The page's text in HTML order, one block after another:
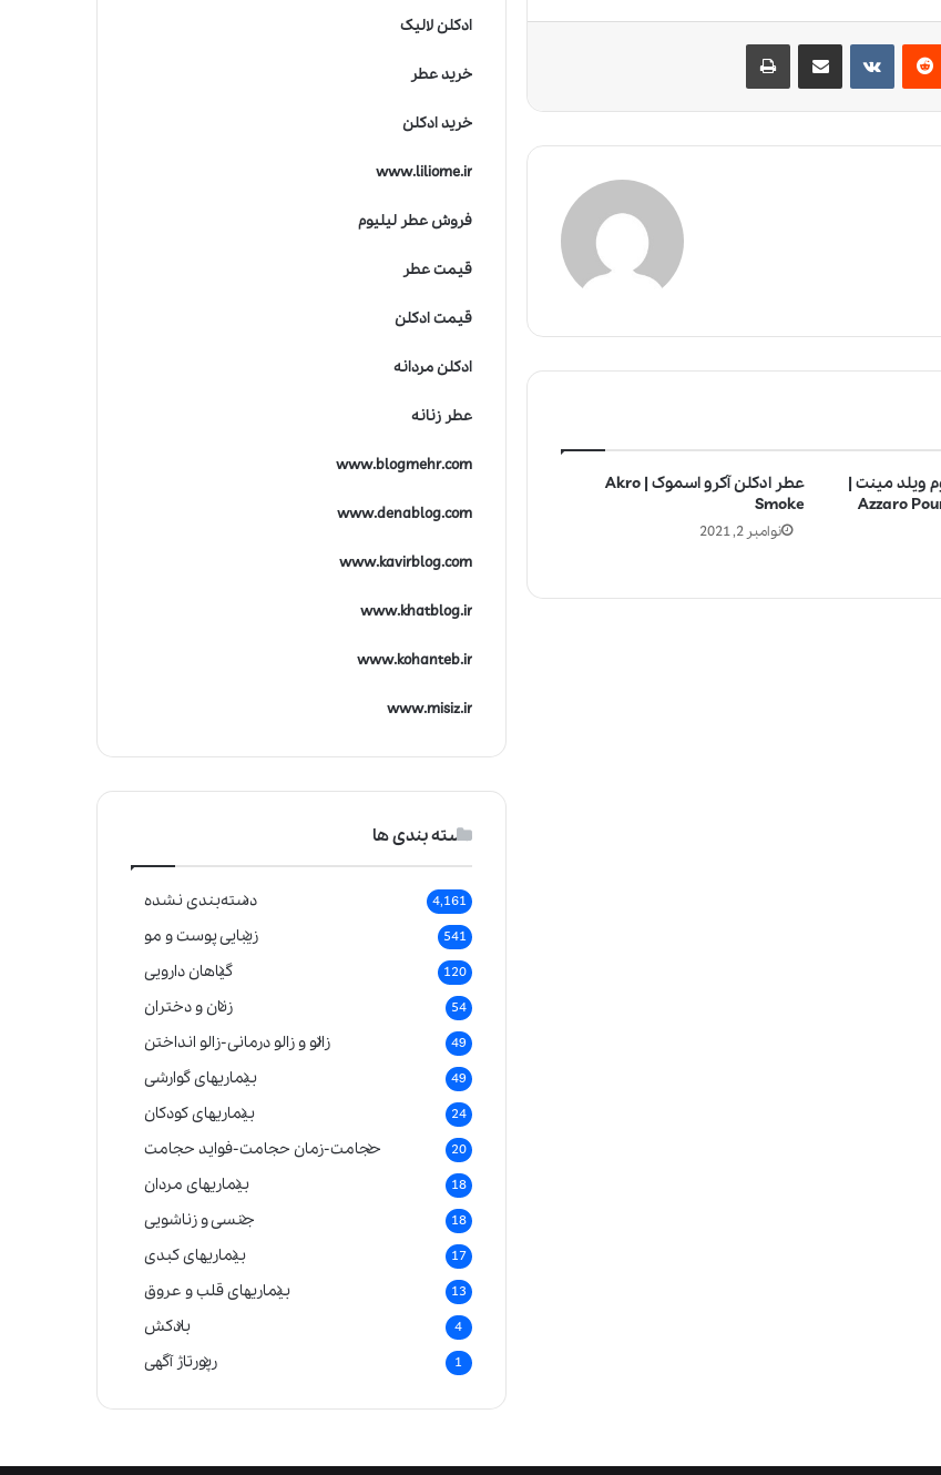
‫VKontakteاشتراک گذاری از طریق ایمیل چاپ
عطر ادکلن آکرو اسموک | Akro
Smoke
نوامبر 2, 2021
ویلد مینت |
Azzaro
ادکلن لالیک
خرید عطر
خرید ادکلن
www.liliome.ir
فروش عطر لیلیوم
قیمت عطر
قیمت ادکلن
ادکلن مردانه
عطر زنانه
www.blogmehr.com
www.denablog.com
www.kavirblog.com
www.khatblog.ir
www.kohanteb.ir
www.misiz.ir
دسته بندی ها
دسته‌بندی نشده 4,161
زیبایی پوست و مو 541
گیاهان دارویی 120
زنان و دختران 54
زالو و زالو درمانی-زالو انداختن 49
بیماریهای گوارشی 49
بیماریهای کودکان 24
حجامت-زمان حجامت-فواید حجامت 20
بیماریهای مردان 18
جنسی و زناشویی 18
بیماریهای کبدی 17
بیماریهای قلب و عروق 13
بادکش 4
رپورتاژ آگهی 1